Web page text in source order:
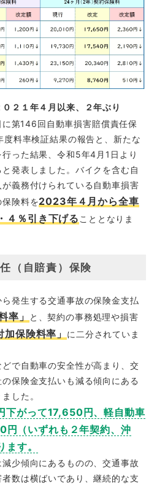
２１年４月以来、２年ぶり
第146回自動車損害賠償責任保
料率検証結果の報告と、新たな
った結果、令和5年4月1日より
発表しました。バイクを含む自
義務付けられている自動車損害
険料を2023年４月から全車
４％引き下げる こととなりま
（自賠責）保険
発生する交通事故の保険金支払
率」
と、契約の事務処理や損害
加保険料率」
に二分されていま
で自動車の安全性が高まり、交
保険金支払いも減る傾向にある
した。
下がって17,650円、軽自動車
（いずれも２年契約、沖
す。
少傾向にあるものの、交通事故
数は横ばいであり、継続的な支